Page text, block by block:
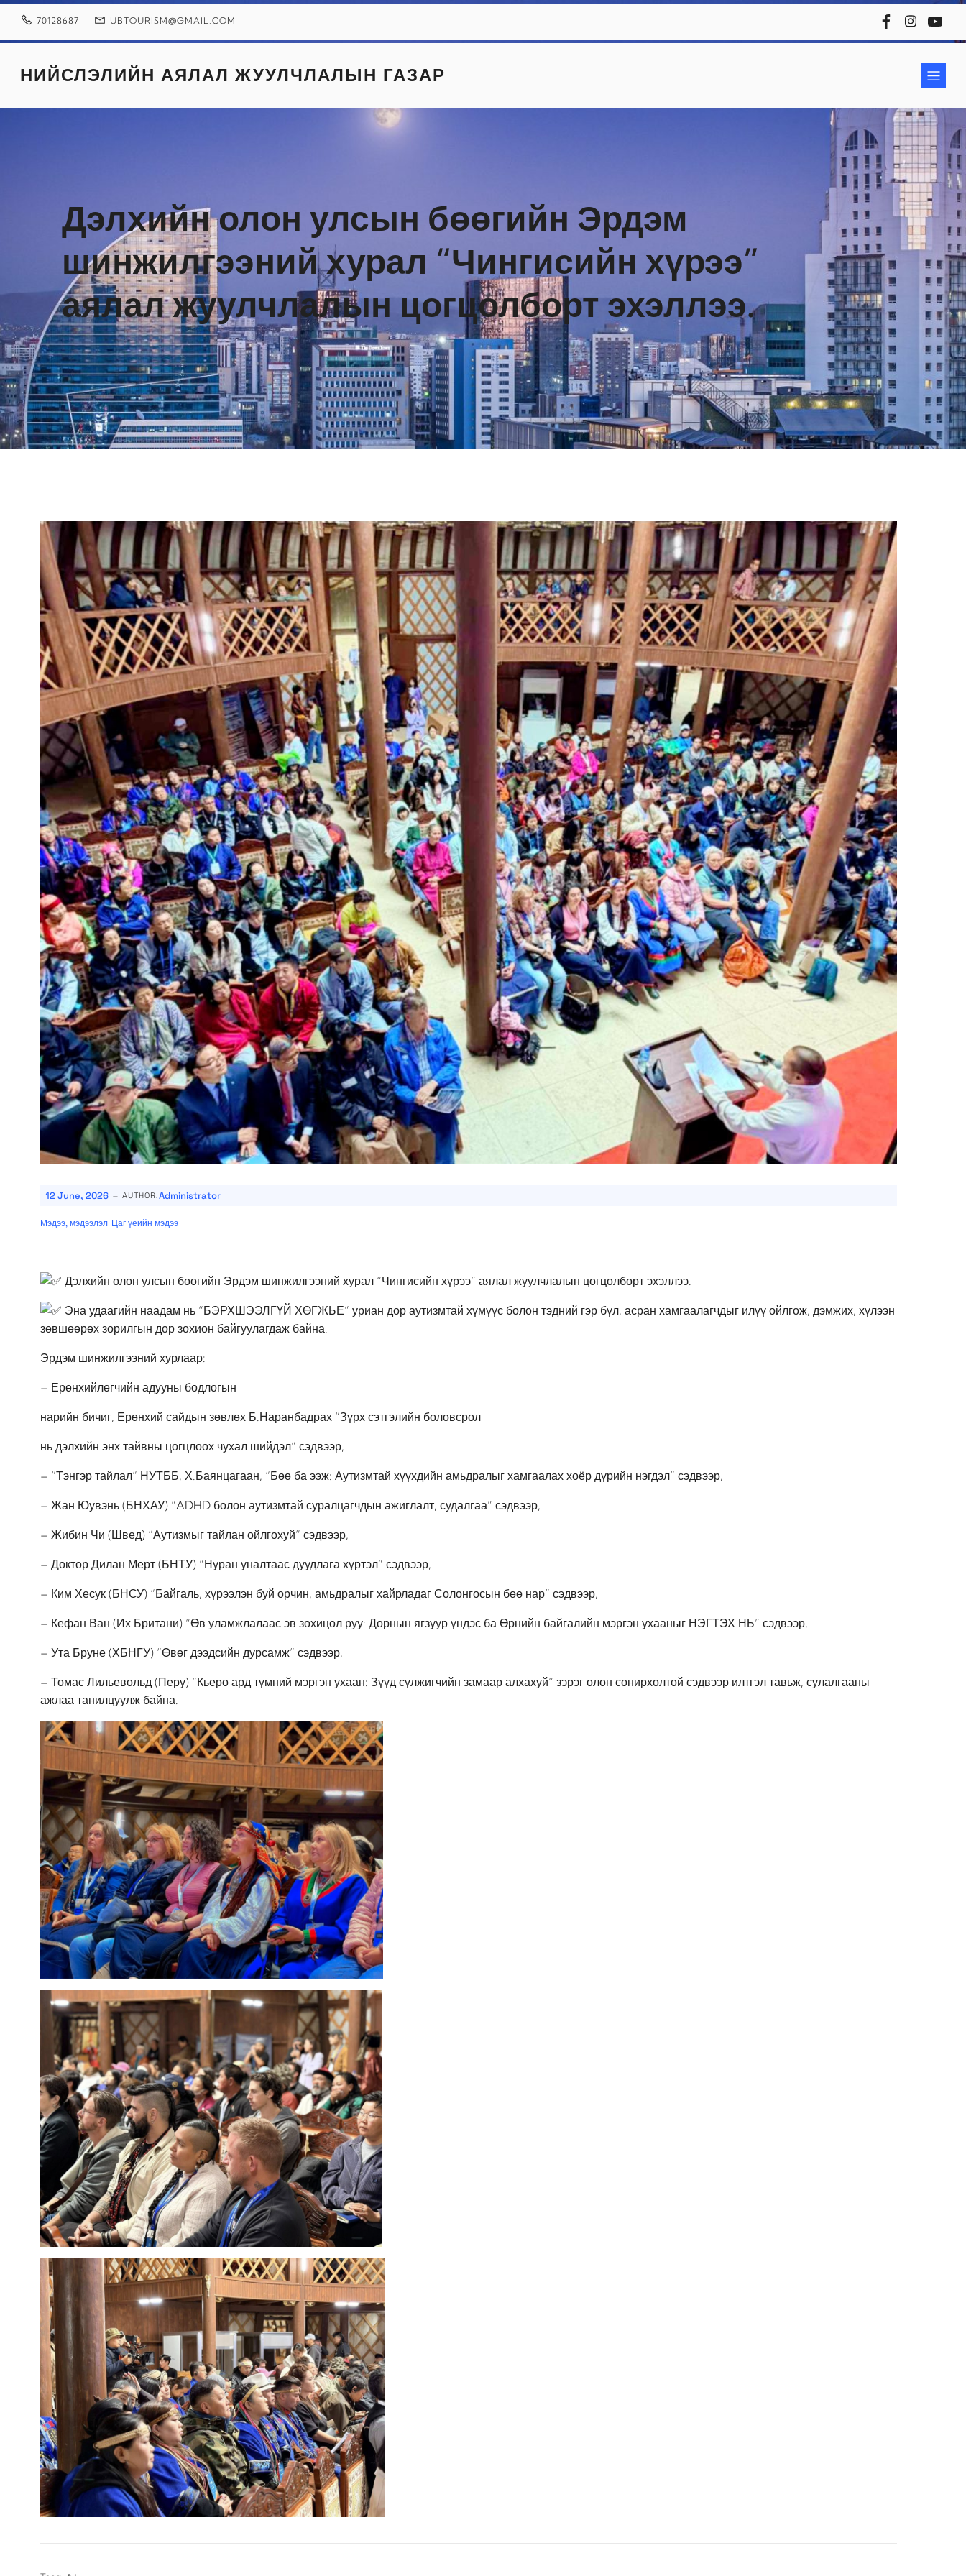
Skip
70128687 UBTOURISM@GMAIL.COM
НИЙСЛЭЛИЙН АЯЛАЛ ЖУУЛЧЛАЛЫН ГАЗАР
Дэлхийн олон улсын бөөгийн Эрдэм
шинжилгээний хурал “Чингисийн хүрээ”
аялал жуулчлалын цогцолборт эхэллээ.
12 June, 2026 - AUTHOR:Administrator
Мэдээ, мэдээлэл Цаг үеийн мэдээ
Дэлхийн олон улсын бөөгийн Эрдэм шинжилгээний хурал “Чингисийн хүрээ” аялал жуулчлалын цогцолборт эхэллээ.
Эна удаагийн наадам нь “БЭРХШЭЭЛГҮЙ ХӨГЖЬЕ” уриан дор аутизмтай хүмүүс болон тэдний гэр бүл, асран хамгаалагчдыг илүү ойлгож, дэмжих, хүлээн
зөвшөөрөх зорилгын дор зохион байгуулагдаж байна.
Эрдэм шинжилгээний хурлаар:
– Ерөнхийлөгчийн адууны бодлогын
нарийн бичиг, Ерөнхий сайдын зөвлөх Б.Наранбадрах “Зүрх сэтгэлийн боловсрол
нь дэлхийн энх тайвны цогцлоох чухал шийдэл” сэдвээр,
– “Тэнгэр тайлал” НУТББ, Х.Баянцагаан, “Бөө ба ээж: Аутизмтай хүүхдийн амьдралыг хамгаалах хоёр дүрийн нэгдэл” сэдвээр,
– Жан Юувэнь (БНХАУ) “ADHD болон аутизмтай суралцагчдын ажиглалт, судалгаа” сэдвээр,
– Жибин Чи (Швед) “Аутизмыг тайлан ойлгохуй” сэдвээр,
– Доктор Дилан Мерт (БНТУ) “Нуран уналтаас дуудлага хүртэл” сэдвээр,
– Ким Хесук (БНСУ) “Байгаль, хүрээлэн буй орчин, амьдралыг хайрладаг Солонгосын бөө нар” сэдвээр,
– Кефан Ван (Их Британи) “Өв уламжлалаас эв зохицол руу: Дорнын ягзуур үндэс ба Өрнийн байгалийн мэргэн ухааныг НЭГТЭХ НЬ” сэдвээр,
– Ута Бруне (ХБНГУ) “Өвөг дээдсийн дурсамж” сэдвээр,
– Томас Лильевольд (Перу) “Кьеро ард түмний мэргэн ухаан: Зүүд сүлжигчийн замаар алхахуй” зэрэг олон сонирхолтой сэдвээр илтгэл тавьж, сулалгааны
ажлаа танилцуулж байна.